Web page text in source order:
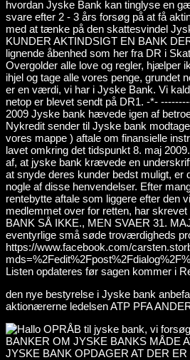
den nye bestyrelse i Jyske bank
aktionærerne ledelsen ATP PFA